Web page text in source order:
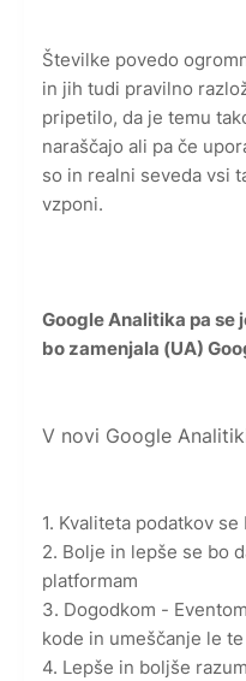
Številke povedo
in jih tudi pravilno
pripetilo, da je temu
naraščajo ali pa če
so in realni seveda vsi
vzponi.
Google Analitika pa se
bo zamenjala (UA)
V novi Google
1. Kvaliteta podatkov
2. Bolje in lepše se bo
platformam
3. Dogodkom -
kode in umeščanje le
4. Lepše in boljše